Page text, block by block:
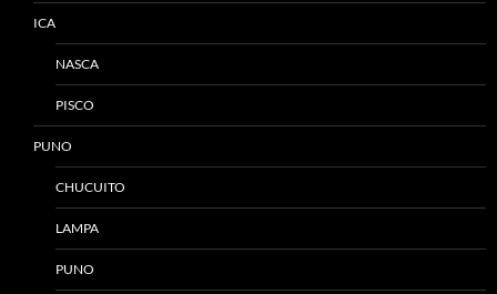
ICA
NASCA
PISCO
PUNO
CHUCUITO
LAMPA
PUNO